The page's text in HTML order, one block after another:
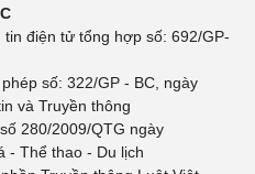
điện tử tổng hợp số: 692/GP-
số: 322/GP - BC, ngày
và Truyền thông
280/2009/QTG ngày
- Thể thao - Du lịch